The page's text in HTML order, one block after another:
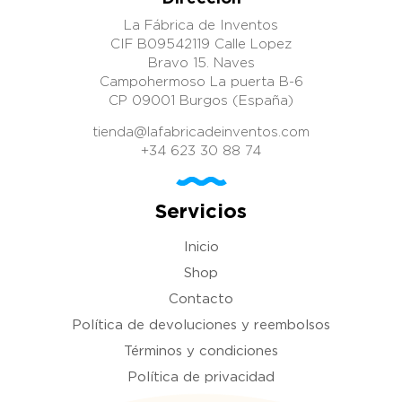
sin tener que adelantar
dinero. Si estás interesad@
en comprar una patente,
llámanos o mándanos un
Whatsapp al +34 623 30 88
74, nuestro email es
Somos muy accesibles,
cercanos y damos cientos
e inversores donde invertir
LLÁMANOS.
La Fábrica de Inventos
CIF B09542119 Calle Lopez
Bravo 15. Naves
Campohermoso La puerta B-6
CP 09001 Burgos (España)
tienda@lafabricadeinventos.com
+34 623 30 88 74
Servicios
Inicio
Shop
Contacto
Política de devoluciones y reembolsos
Términos y condiciones
Política de privacidad